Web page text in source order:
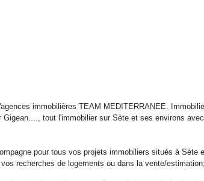
immobilières TEAM MEDITERRANEE.
tout l'immobilier sur Sète et ses environs
pour tous vos projets immobiliers situés à Sète
recherches de logements ou dans la vente/